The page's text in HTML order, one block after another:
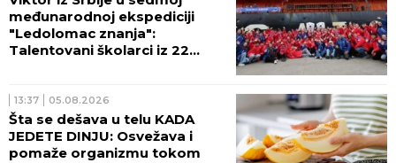
međunarodnoj ekspediciji
"Ledolomac znanja":
Talentovani školarci iz 22
13:37 05.08.2026
Šta se dešava u telu KADA
JEDETE DINJU: Osvežava i
pomaže organizmu tokom